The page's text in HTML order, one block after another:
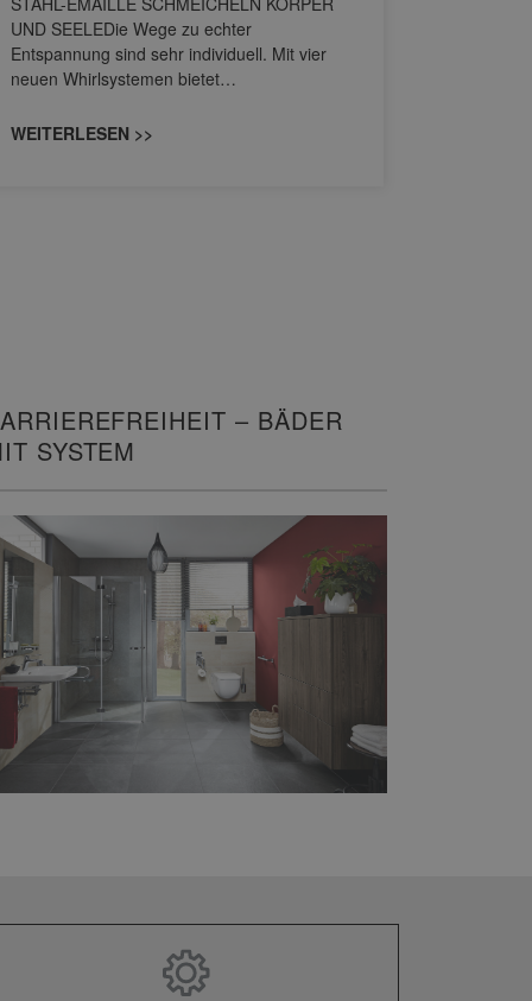
UND SEELEDie Wege zu echter
Entspannung sind sehr individuell. Mit vier
neuen Whirlsystemen bietet…
WEITERLESEN >>
– BÄDER
SYSTEM